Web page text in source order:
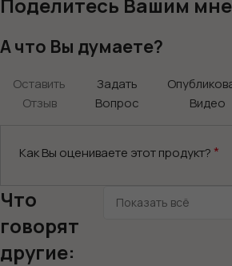
А что Вы думаете?
Оставить
Отзыв
Задать
Вопрос
Видео
Как Вы оцениваете этот продукт? *
Что
говорят
другие: